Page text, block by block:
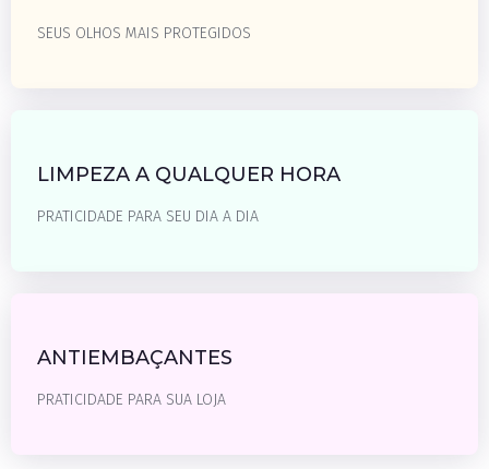
SEUS OLHOS MAIS PROTEGIDOS
LIMPEZA A QUALQUER HORA
PRATICIDADE PARA SEU DIA A DIA
ANTIEMBAÇANTES
PRATICIDADE PARA SUA LOJA